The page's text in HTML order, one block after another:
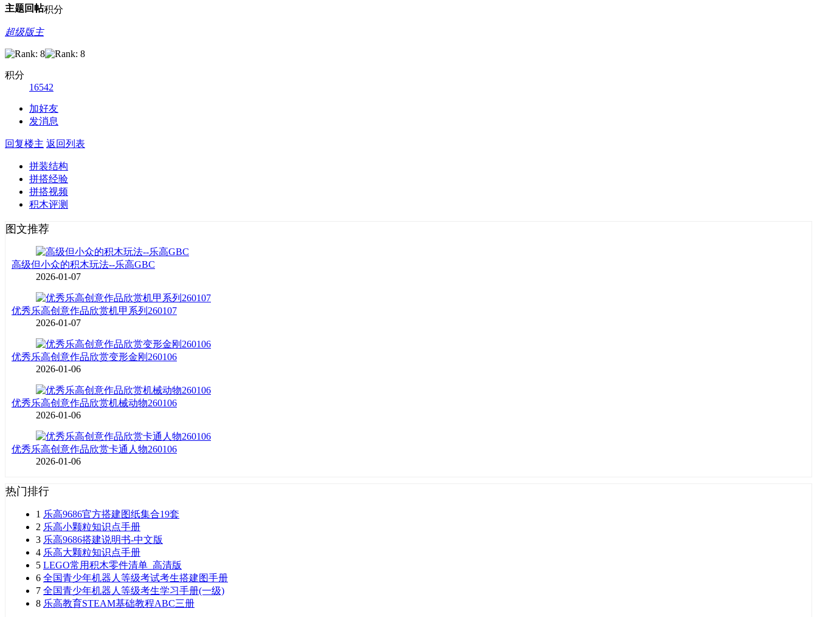
主题回帖积分
超级版主
积分
16542
加好友
发消息
回复楼主 返回列表
拼装结构
拼搭经验
拼搭视频
积木评测
图文推荐
高级但小众的积木玩法--乐高GBC
2026-01-07
优秀乐高创意作品欣赏机甲系列260107
2026-01-07
优秀乐高创意作品欣赏变形金刚260106
2026-01-06
优秀乐高创意作品欣赏机械动物260106
2026-01-06
优秀乐高创意作品欣赏卡通人物260106
2026-01-06
热门排行
1 乐高9686官方搭建图纸集合19套
2 乐高小颗粒知识点手册
3 乐高9686搭建说明书-中文版
4 乐高大颗粒知识点手册
5 LEGO常用积木零件清单_高清版
6 全国青少年机器人等级考试考生搭建图手册
7 全国青少年机器人等级考生学习手册(一级)
8 乐高教育STEAM基础教程ABC三册